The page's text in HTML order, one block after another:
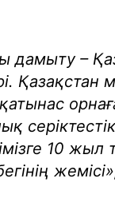
дамыту –
Қазақстан
10